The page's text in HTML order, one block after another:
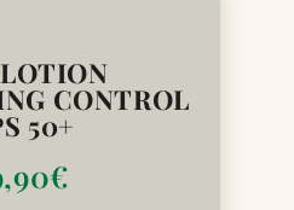
CONTROL
50+
€